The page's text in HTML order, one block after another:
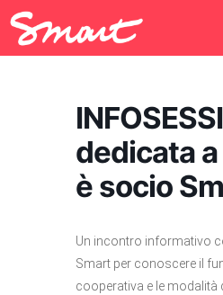
dedicata
è socio
Un incontro informativo
Smart per conoscere il
cooperativa e le modalità